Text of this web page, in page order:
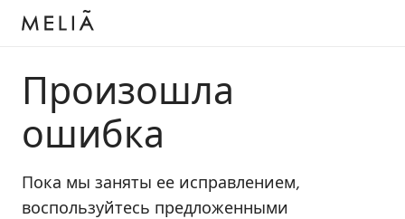
Произошла
ошибка
Пока мы заняты ее исправлением,
воспользуйтесь предложенными